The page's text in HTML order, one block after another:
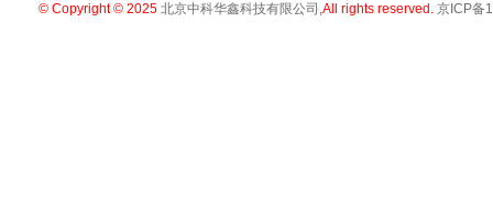
© Copyright © 2025 北京中科华鑫科技有限公司 ,All rights reserved. 京ICP备